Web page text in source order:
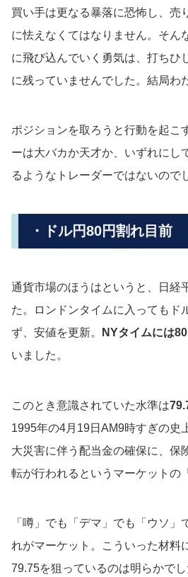
買い手は更なる暴落に恐怖し、売
に怯えなくてはなりません。そん
に飛び込んでいく勇気は、打ちひ
に残っていませんでした。結局わ
ポジションを取ろうと行動を起こ
ーは大バカか天才か、いずれにし
るようなトレーダーではないので
・ドル円80円割れ目前
通貨市場のほうはというと、日経
た。ロンドンタイムに入ってもド
ず、安値を更新。
NYタイムには
いました。
このとき意識されていた水準は
1995年の4月19日AM9時すぎの史
大災害に伴う配当金の確保に、保
転が行われるというマーケットの
「噂」でも「デマ」でも「ウソ」
れがマーケット。こういった材料
79.75を狙っているのは明らかで